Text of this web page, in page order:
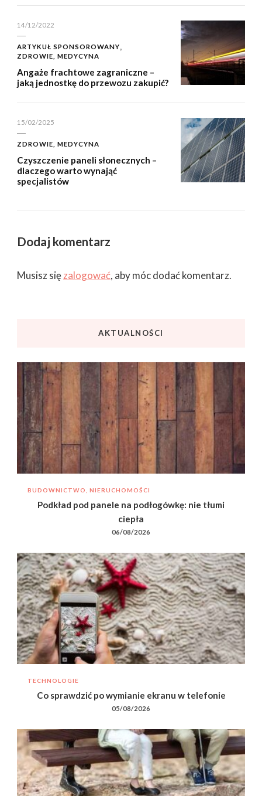
14/12/2022
ARTYKUŁ SPONSOROWANY
ZDROWIE, MEDYCYNA
Angaże frachtowe zagraniczne –
jaką jednostkę do przewozu zakupić?
15/02/2025
ZDROWIE, MEDYCYNA
Czyszczenie paneli słonecznych –
dlaczego warto wynająć
specjalistów
Dodaj komentarz
Musisz sięzalogować, aby móc dodać komentarz.
AKTUALNOŚCI
BUDOWNICTWO, NIERUCHOMOŚCI
Podkład pod panele na podłogówkę: nie tłumi
ciepła
06/08/2026
TECHNOLOGIE
Co sprawdzić po wymianie ekranu w telefonie
05/08/2026